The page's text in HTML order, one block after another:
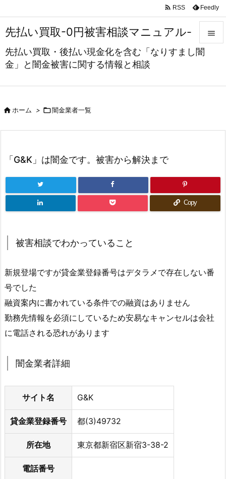
先払い買取-0円被害相談マニュアル-
先払い買取・後払い現金化を含む「なりすまし闇
金」と闇金被害に関する情報と相談

 RSS Feedly
 ホーム >  闇金業者一覧
「G&K」は闇金です。被害から解決まで
Copy
被害相談でわかっていること
新規登場ですが貸金業登録番号はデタラメで存在しない番
号でした
融資案内に書かれている条件での融資はありません
勤務先情報を必須にしているため安易なキャンセルは会社
に電話される恐れがあります
闇金業者詳細
サイト名 G&K
貸金業登録番号 都(3)49732
所在地 東京都新宿区新宿3-38-2
電話番号